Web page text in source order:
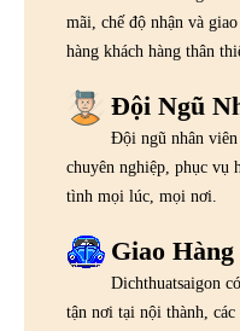
mãi, chế độ nhận và
hàng khách hàng thân
Đội Ngũ
Đội ngũ nhân viên
chuyên nghiệp, phục vụ
tình mọi lúc, mọi nơi.
Giao
Dichthuatsaigon
tận nơi tại nội thành,